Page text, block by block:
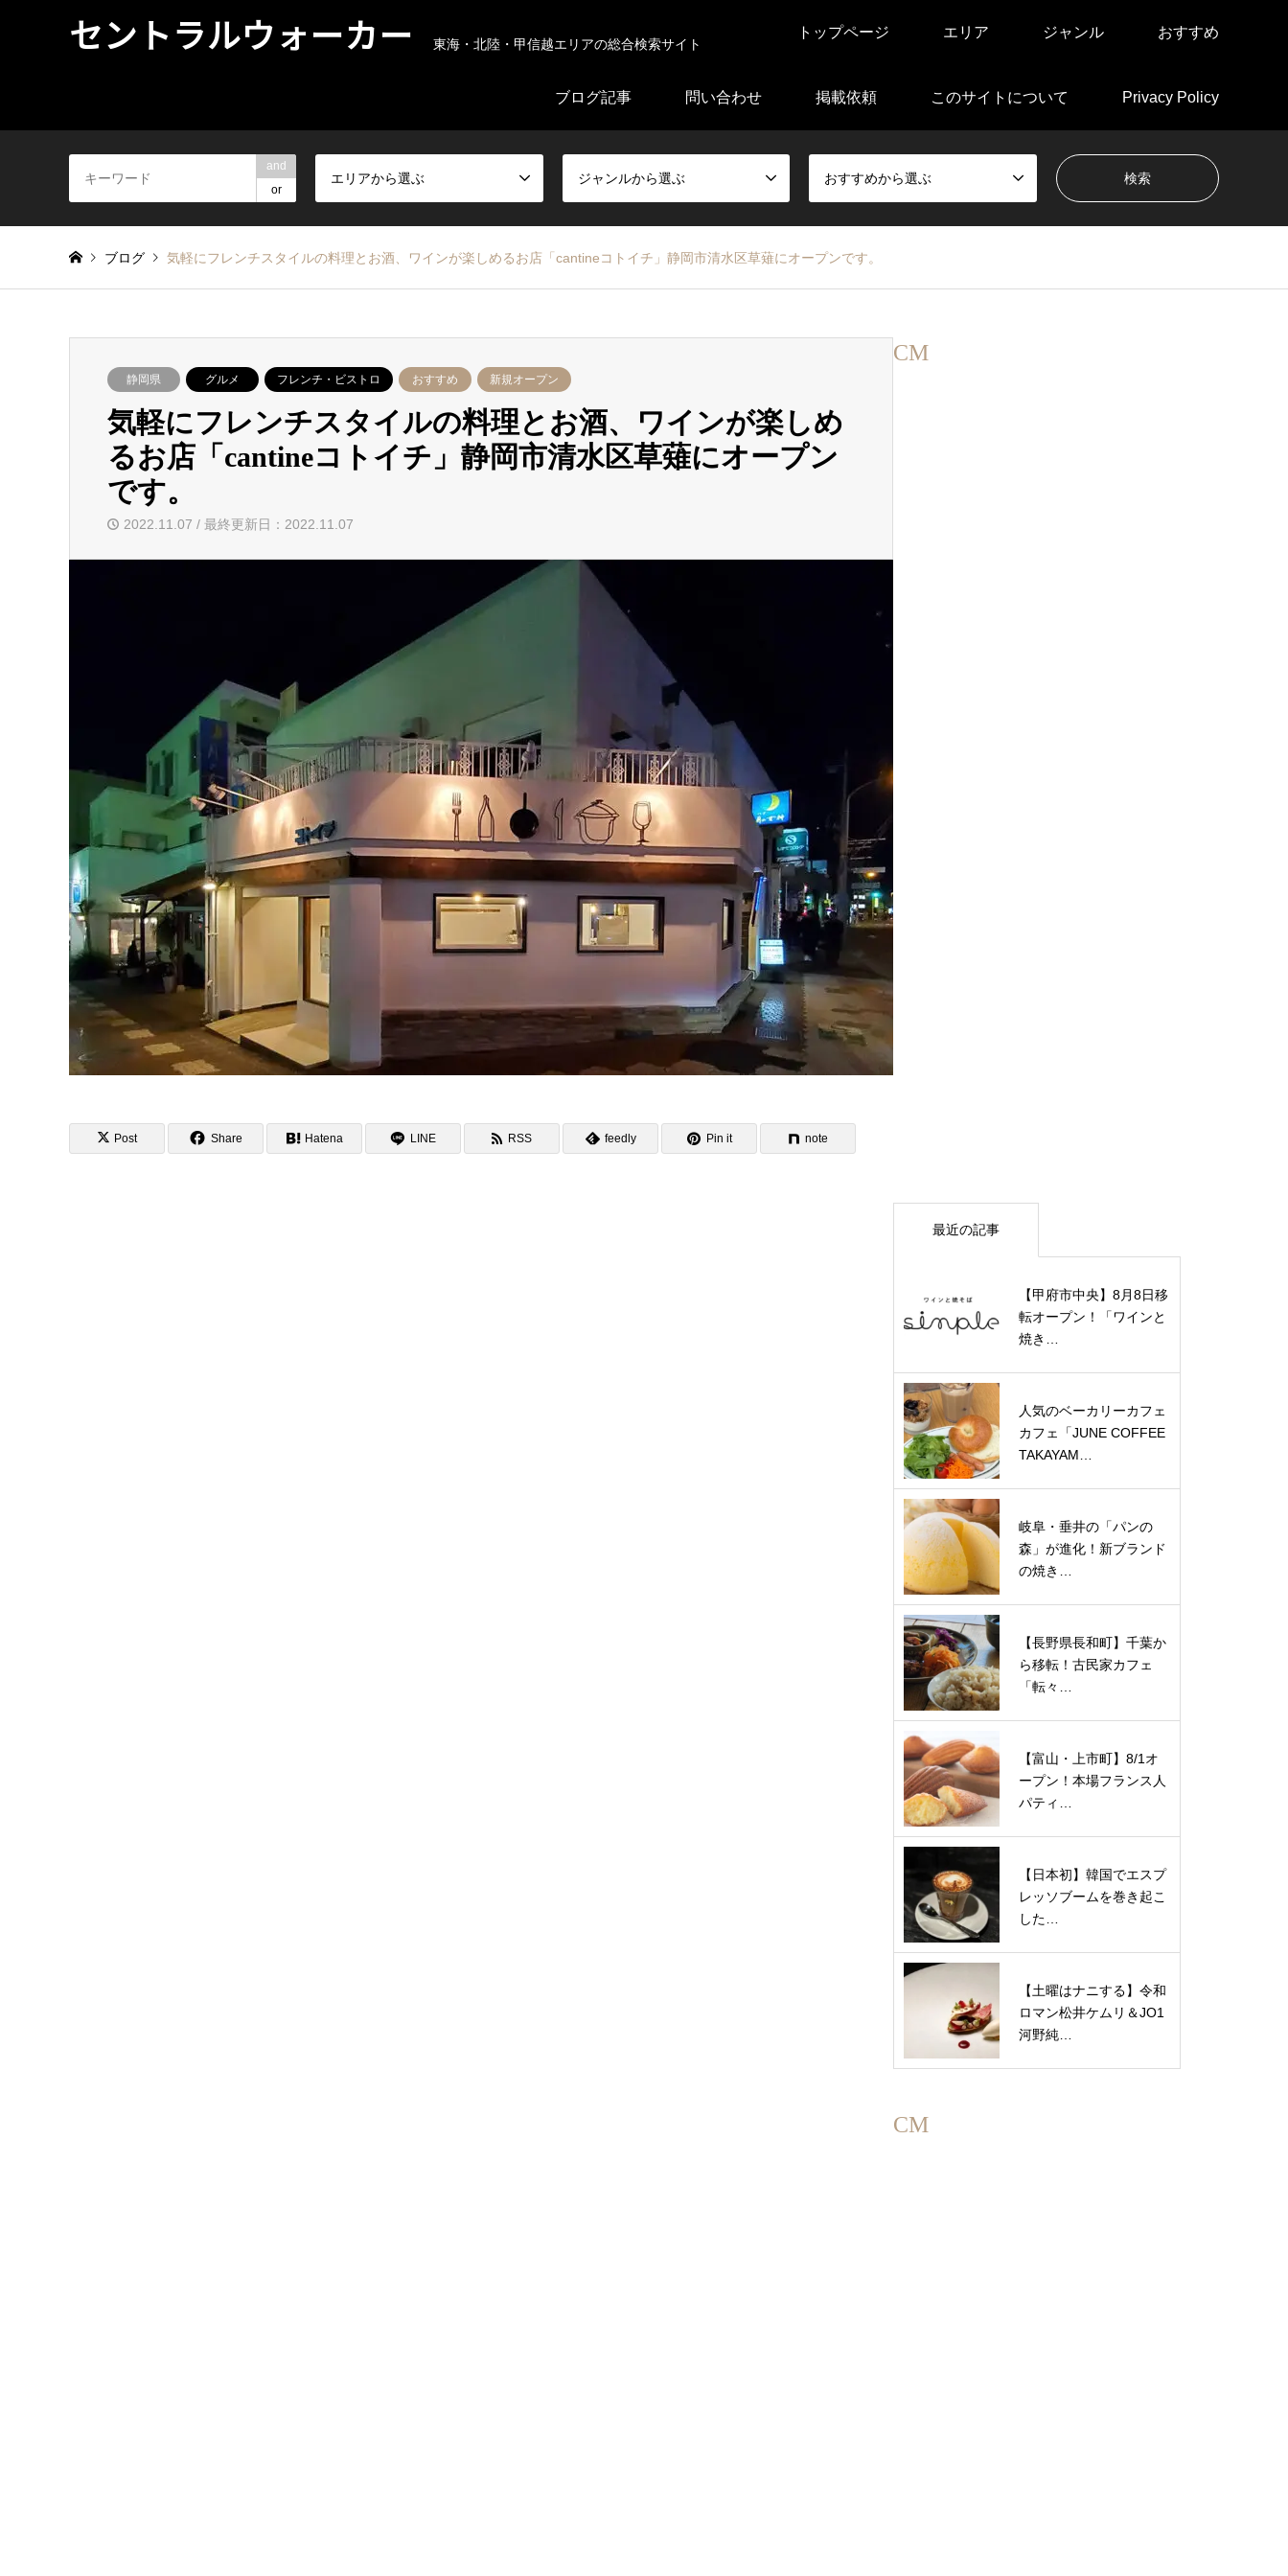
セントラルウォーカー 東海・北陸・甲信越エリアの総合検索サイト
トップページ エリア ジャンル おすすめ
ブログ記事 問い合わせ 掲載依頼 このサイトについて Privacy Policy
and
or
エリアから選ぶ ジャンルから選ぶ おすすめから選ぶ
ブログ 気軽にフレンチスタイルの料理とお酒、ワインが楽しめるお店「cantineコトイチ」静岡市清水区草薙にオープンです。
静岡県 グルメ フレンチ・ビストロ おすすめ 新規オープン
気軽にフレンチスタイルの料理とお酒、ワインが楽しめ
るお店「cantineコトイチ」静岡市清水区草薙にオープン
です。
2022.11.07 / 最終更新日：2022.11.07
Post Share Hatena LINE RSS feedly Pin it note
CM
最近の記事
【甲府市中央】8月8日移
転オープン！「ワインと
焼き…
人気のベーカリーカフェ
カフェ「JUNE COFFEE
TAKAYAM…
岐阜・垂井の「パンの
森」が進化！新ブランド
の焼き…
【長野県長和町】千葉か
ら移転！古民家カフェ
「転々…
【富山・上市町】8/1オ
ープン！本場フランス人
パティ…
【日本初】韓国でエスプ
レッソブームを巻き起こ
した…
【土曜はナニする】令和
ロマン松井ケムリ＆JO1
河野純…
CM